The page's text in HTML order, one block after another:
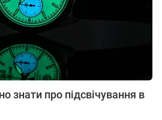
знати про підсвічування в